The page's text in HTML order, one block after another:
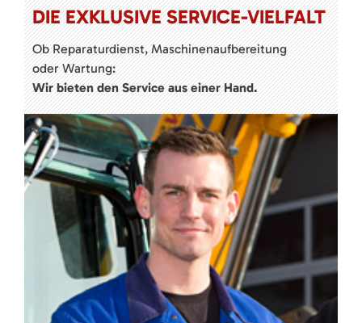
DIE EXKLUSIVE SERVICE-VIELFALT
Ob Reparaturdienst, Maschinenaufbereitung
oder Wartung:
Wir bieten den Service aus einer Hand.